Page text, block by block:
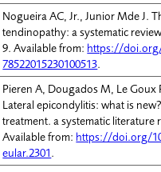
Nogueira AC, Jr., Junior Mde J.
tendinopathy: a systematic
9. Available from: https://
78522015230100513.
Pieren A, Dougados M, Le
Lateral epicondylitis: what is
treatment. a systematic literature
Available from: https://doi.org/
eular.2301.